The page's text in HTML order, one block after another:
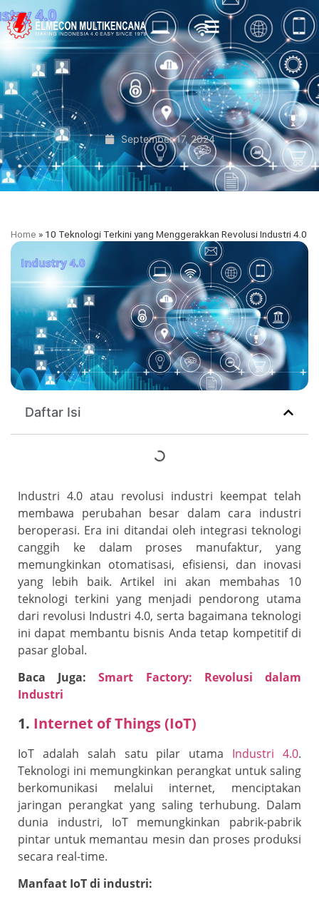
September 17, 2024
Home » 10 Teknologi Terkini yang Menggerakkan Revolusi Industri 4.0
Daftar Isi
Industri 4.0 atau revolusi industri keempat telah
membawa perubahan besar dalam cara industri
beroperasi. Era ini ditandai oleh integrasi teknologi
canggih ke dalam proses manufaktur, yang
memungkinkan otomatisasi, efisiensi, dan inovasi
yang lebih baik. Artikel ini akan membahas 10
teknologi terkini yang menjadi pendorong utama
dari revolusi Industri 4.0, serta bagaimana teknologi
ini dapat membantu bisnis Anda tetap kompetitif di
pasar global.
Baca Juga:Smart Factory: Revolusi dalam
Industri
1. Internet of Things (IoT)
IoT adalah salah satu pilar utama Industri 4.0.
Teknologi ini memungkinkan perangkat untuk saling
berkomunikasi melalui internet, menciptakan
jaringan perangkat yang saling terhubung. Dalam
dunia industri, IoT memungkinkan pabrik-pabrik
pintar untuk memantau mesin dan proses produksi
secara real-time.
Manfaat IoT di industri: